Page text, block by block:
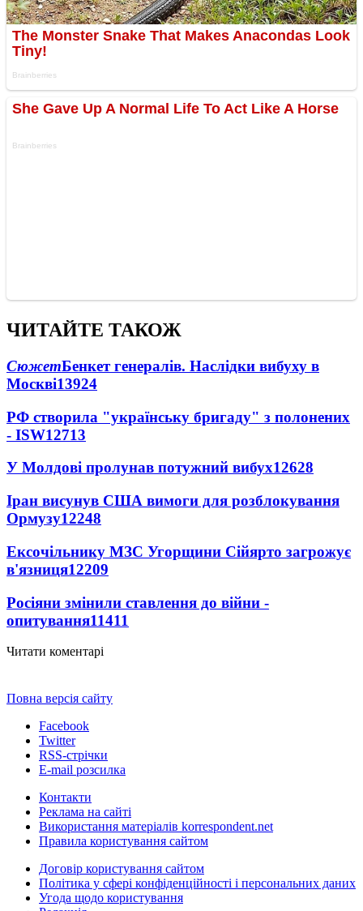
ЧИТАЙТЕ ТАКОЖ
СюжетБенкет генералів. Наслідки вибуху в
Москві13924
РФ створила "українську бригаду" з полонених
- ISW12713
У Молдові пролунав потужний вибух12628
Іран висунув США вимоги для розблокування
Ормузу12248
Ексочільнику МЗС Угорщини Сійярто загрожує
в'язниця12209
Росіяни змінили ставлення до війни -
опитування11411
Читати коментарі
Повна версія сайту
Facebook
Twitter
RSS-стрічки
E-mail розсилка
Контакти
Реклама на сайті
Використання матеріалів korrespondent.net
Правила користування сайтом
Договір користування сайтом
Політика у сфері конфіденційності і персональних даних
Угода щодо користування